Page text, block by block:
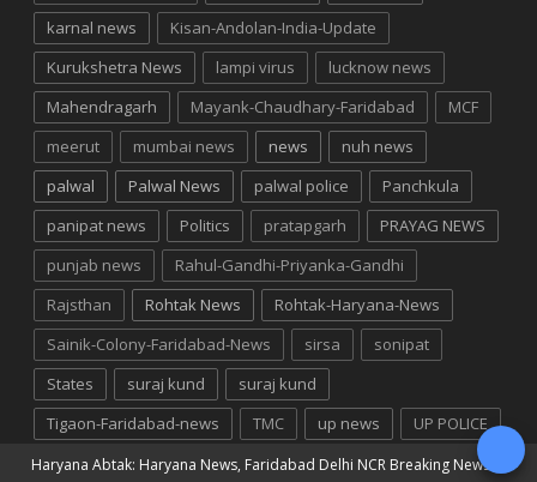
karnal news
Kisan-Andolan-India-Update
Kurukshetra News
lampi virus
lucknow news
Mahendragarh
Mayank-Chaudhary-Faridabad
MCF
meerut
mumbai news news
nuh news
palwal
Palwal News palwal police
Panchkula
panipat news
Politics pratapgarh
PRAYAG NEWS
punjab news
Rahul-Gandhi-Priyanka-Gandhi
Rajsthan
Rohtak News
Rohtak-Haryana-News
Sainik-Colony-Faridabad-News
sirsa
sonipat
States
suraj kund
suraj kund
Tigaon-Faridabad-news
TMC up news UP POLICE
Haryana Abtak: Haryana News, Faridabad Delhi NCR Breaking News